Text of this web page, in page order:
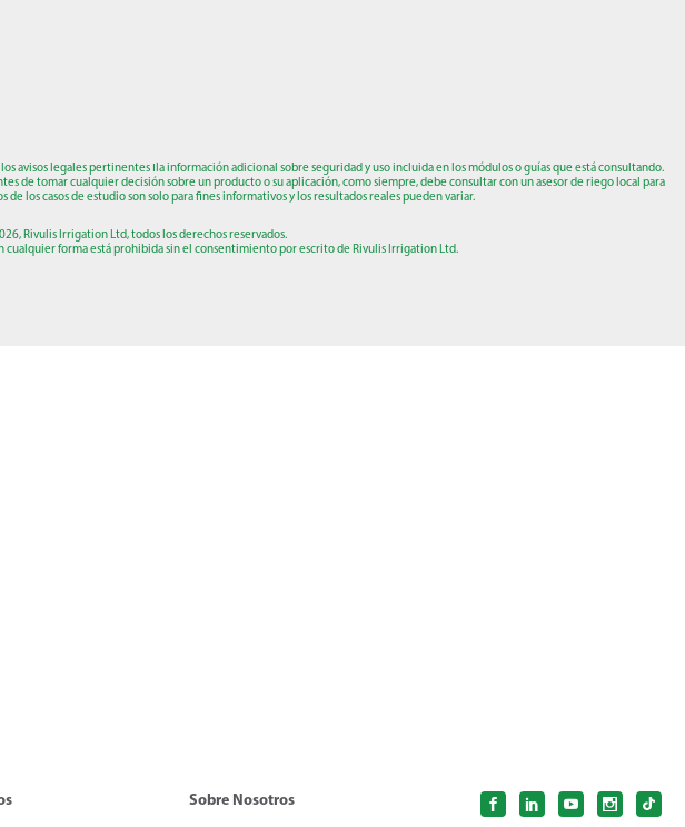
avisos legales pertinentes וla información adicional sobre seguridad y uso incluida en los módulos o guías que está consultando.
de tomar cualquier decisión sobre un producto o su aplicación, como siempre, debe consultar con un asesor de riego local para
de los casos de estudio son solo para fines informativos y los resultados reales pueden variar.
Rivulis Irrigation Ltd, todos los derechos reservados.
cualquier forma está prohibida sin el consentimiento por escrito de Rivulis Irrigation Ltd.
Sobre Nosotros